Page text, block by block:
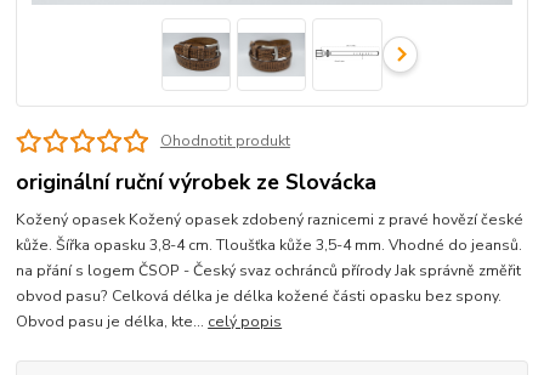
Ohodnotit produkt
originální ruční výrobek ze Slovácka
Kožený opasek Kožený opasek zdobený raznicemi z pravé hovězí české
kůže. Šířka opasku 3,8-4 cm. Tloušťka kůže 3,5-4 mm. Vhodné do jeansů.
na přání s logem ČSOP - Český svaz ochránců přírody Jak správně změřit
obvod pasu? Celková délka je délka kožené části opasku bez spony.
Obvod pasu je délka, kte... celý popis